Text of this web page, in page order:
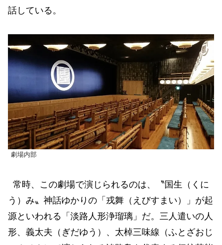
話している。
劇場内部
常時、この劇場で演じられるのは、〝国生（くに
う）み〟神話ゆかりの「戎舞（えびすまい）」が起
源といわれる「淡路人形浄瑠璃」だ。三人遣いの人
形、義太夫（ぎだゆう）、太棹三味線（ふとざおじ